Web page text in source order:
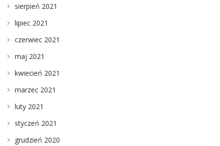
sierpień 2021
lipiec 2021
czerwiec 2021
maj 2021
kwiecień 2021
marzec 2021
luty 2021
styczeń 2021
grudzień 2020